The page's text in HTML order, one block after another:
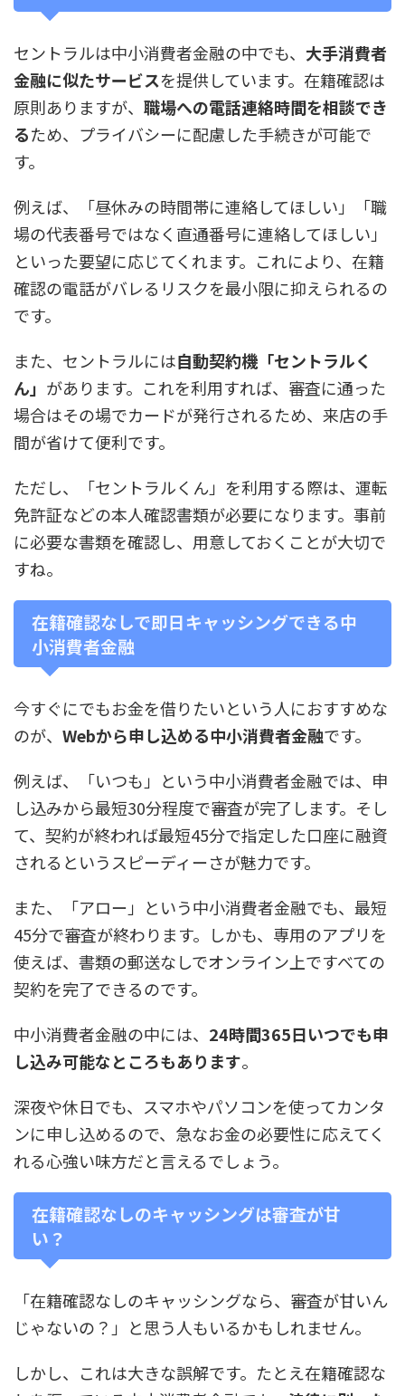
セントラルは中小消費者金融の中でも、 大手消費者
金融に似たサービスを提供しています。在籍確認は
原則ありますが、 職場への電話連絡時間を相談でき
るため、プライバシーに配慮した手続きが可能で
す。
例えば、「昼休みの時間帯に連絡してほしい」「職
場の代表番号ではなく直通番号に連絡してほしい」
といった要望に応じてくれます。これにより、在籍
確認の電話がバレるリスクを最小限に抑えられるの
です。
また、セントラルには自動契約機「セントラルく
ん」 があります。これを利用すれば、審査に通った
場合はその場でカードが発行されるため、来店の手
間が省けて便利です。
ただし、「セントラルくん」を利用する際は、運転
免許証などの本人確認書類が必要になります。事前
に必要な書類を確認し、用意しておくことが大切で
すね。
在籍確認なしで即日キャッシングできる中
小消費者金融
今すぐにでもお金を借りたいという人におすすめな
のが、 Webから申し込める中小消費者金融です。
例えば、「いつも」という中小消費者金融では、申
し込みから最短30分程度で審査が完了します。そし
て、契約が終われば最短45分で指定した口座に融資
されるというスピーディーさが魅力です。
また、「アロー」という中小消費者金融でも、最短
45分で審査が終わります。しかも、専用のアプリを
使えば、書類の郵送なしでオンライン上ですべての
契約を完了できるのです。
中小消費者金融の中には、 24時間365日いつでも申
し込み可能なところもあります。
深夜や休日でも、スマホやパソコンを使ってカンタ
ンに申し込めるので、急なお金の必要性に応えてく
れる心強い味方だと言えるでしょう。
在籍確認なしのキャッシングは審査が甘
い？
「在籍確認なしのキャッシングなら、審査が甘いん
じゃないの？」と思う人もいるかもしれません。
しかし、これは大きな誤解です。たとえ在籍確認な